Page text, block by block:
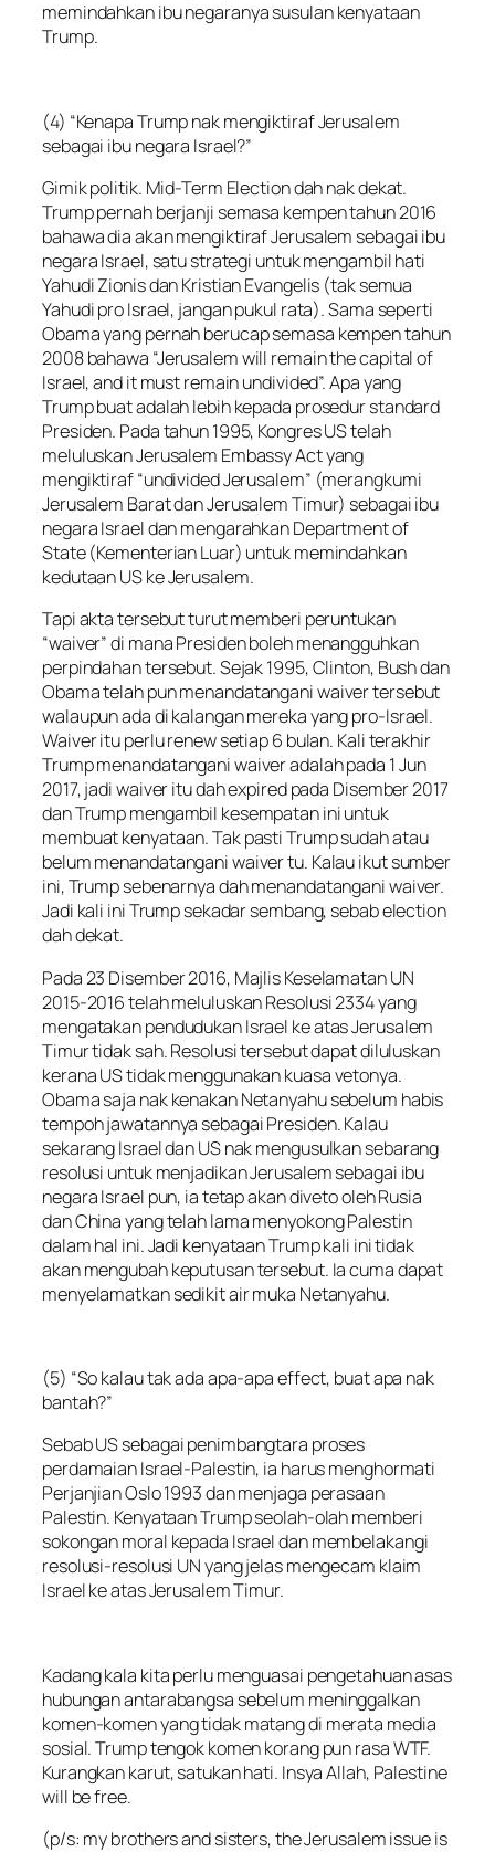
memindahkan ibu negaranya susulan kenyataan
Trump.
(4) “Kenapa Trump nak mengiktiraf Jerusalem
sebagai ibu negara Israel?”
Gimik politik. Mid-Term Election dah nak dekat.
Trump pernah berjanji semasa kempen tahun 2016
bahawa dia akan mengiktiraf Jerusalem sebagai ibu
negara Israel, satu strategi untuk mengambil hati
Yahudi Zionis dan Kristian Evangelis (tak semua
Yahudi pro Israel, jangan pukul rata). Sama seperti
Obama yang pernah berucap semasa kempen tahun
2008 bahawa “Jerusalem will remain the capital of
Israel, and it must remain undivided”. Apa yang
Trump buat adalah lebih kepada prosedur standard
Presiden. Pada tahun 1995, Kongres US telah
meluluskan Jerusalem Embassy Act yang
mengiktiraf “undivided Jerusalem” (merangkumi
Jerusalem Barat dan Jerusalem Timur) sebagai ibu
negara Israel dan mengarahkan Department of
State (Kementerian Luar) untuk memindahkan
kedutaan US ke Jerusalem.
Tapi akta tersebut turut memberi peruntukan
“waiver” di mana Presiden boleh menangguhkan
perpindahan tersebut. Sejak 1995, Clinton, Bush dan
Obama telah pun menandatangani waiver tersebut
walaupun ada di kalangan mereka yang pro-Israel.
Waiver itu perlu renew setiap 6 bulan. Kali terakhir
Trump menandatangani waiver adalah pada 1 Jun
2017, jadi waiver itu dah expired pada Disember 2017
dan Trump mengambil kesempatan ini untuk
membuat kenyataan. Tak pasti Trump sudah atau
belum menandatangani waiver tu. Kalau ikut sumber
ini, Trump sebenarnya dah menandatangani waiver.
Jadi kali ini Trump sekadar sembang, sebab election
dah dekat.
Pada 23 Disember 2016, Majlis Keselamatan UN
2015-2016 telah meluluskan Resolusi 2334 yang
mengatakan pendudukan Israel ke atas Jerusalem
Timur tidak sah. Resolusi tersebut dapat diluluskan
kerana US tidak menggunakan kuasa vetonya.
Obama saja nak kenakan Netanyahu sebelum habis
tempoh jawatannya sebagai Presiden. Kalau
sekarang Israel dan US nak mengusulkan sebarang
resolusi untuk menjadikan Jerusalem sebagai ibu
negara Israel pun, ia tetap akan diveto oleh Rusia
dan China yang telah lama menyokong Palestin
dalam hal ini. Jadi kenyataan Trump kali ini tidak
akan mengubah keputusan tersebut. Ia cuma dapat
menyelamatkan sedikit air muka Netanyahu.
(5) “So kalau tak ada apa-apa effect, buat apa nak
bantah?”
Sebab US sebagai penimbangtara proses
perdamaian Israel-Palestin, ia harus menghormati
Perjanjian Oslo 1993 dan menjaga perasaan
Palestin. Kenyataan Trump seolah-olah memberi
sokongan moral kepada Israel dan membelakangi
resolusi-resolusi UN yang jelas mengecam klaim
Israel ke atas Jerusalem Timur.
Kadang kala kita perlu menguasai pengetahuan asas
hubungan antarabangsa sebelum meninggalkan
komen-komen yang tidak matang di merata media
sosial. Trump tengok komen korang pun rasa WTF.
Kurangkan karut, satukan hati. Insya Allah, Palestine
will be free.
(p/s: my brothers and sisters, the Jerusalem issue is